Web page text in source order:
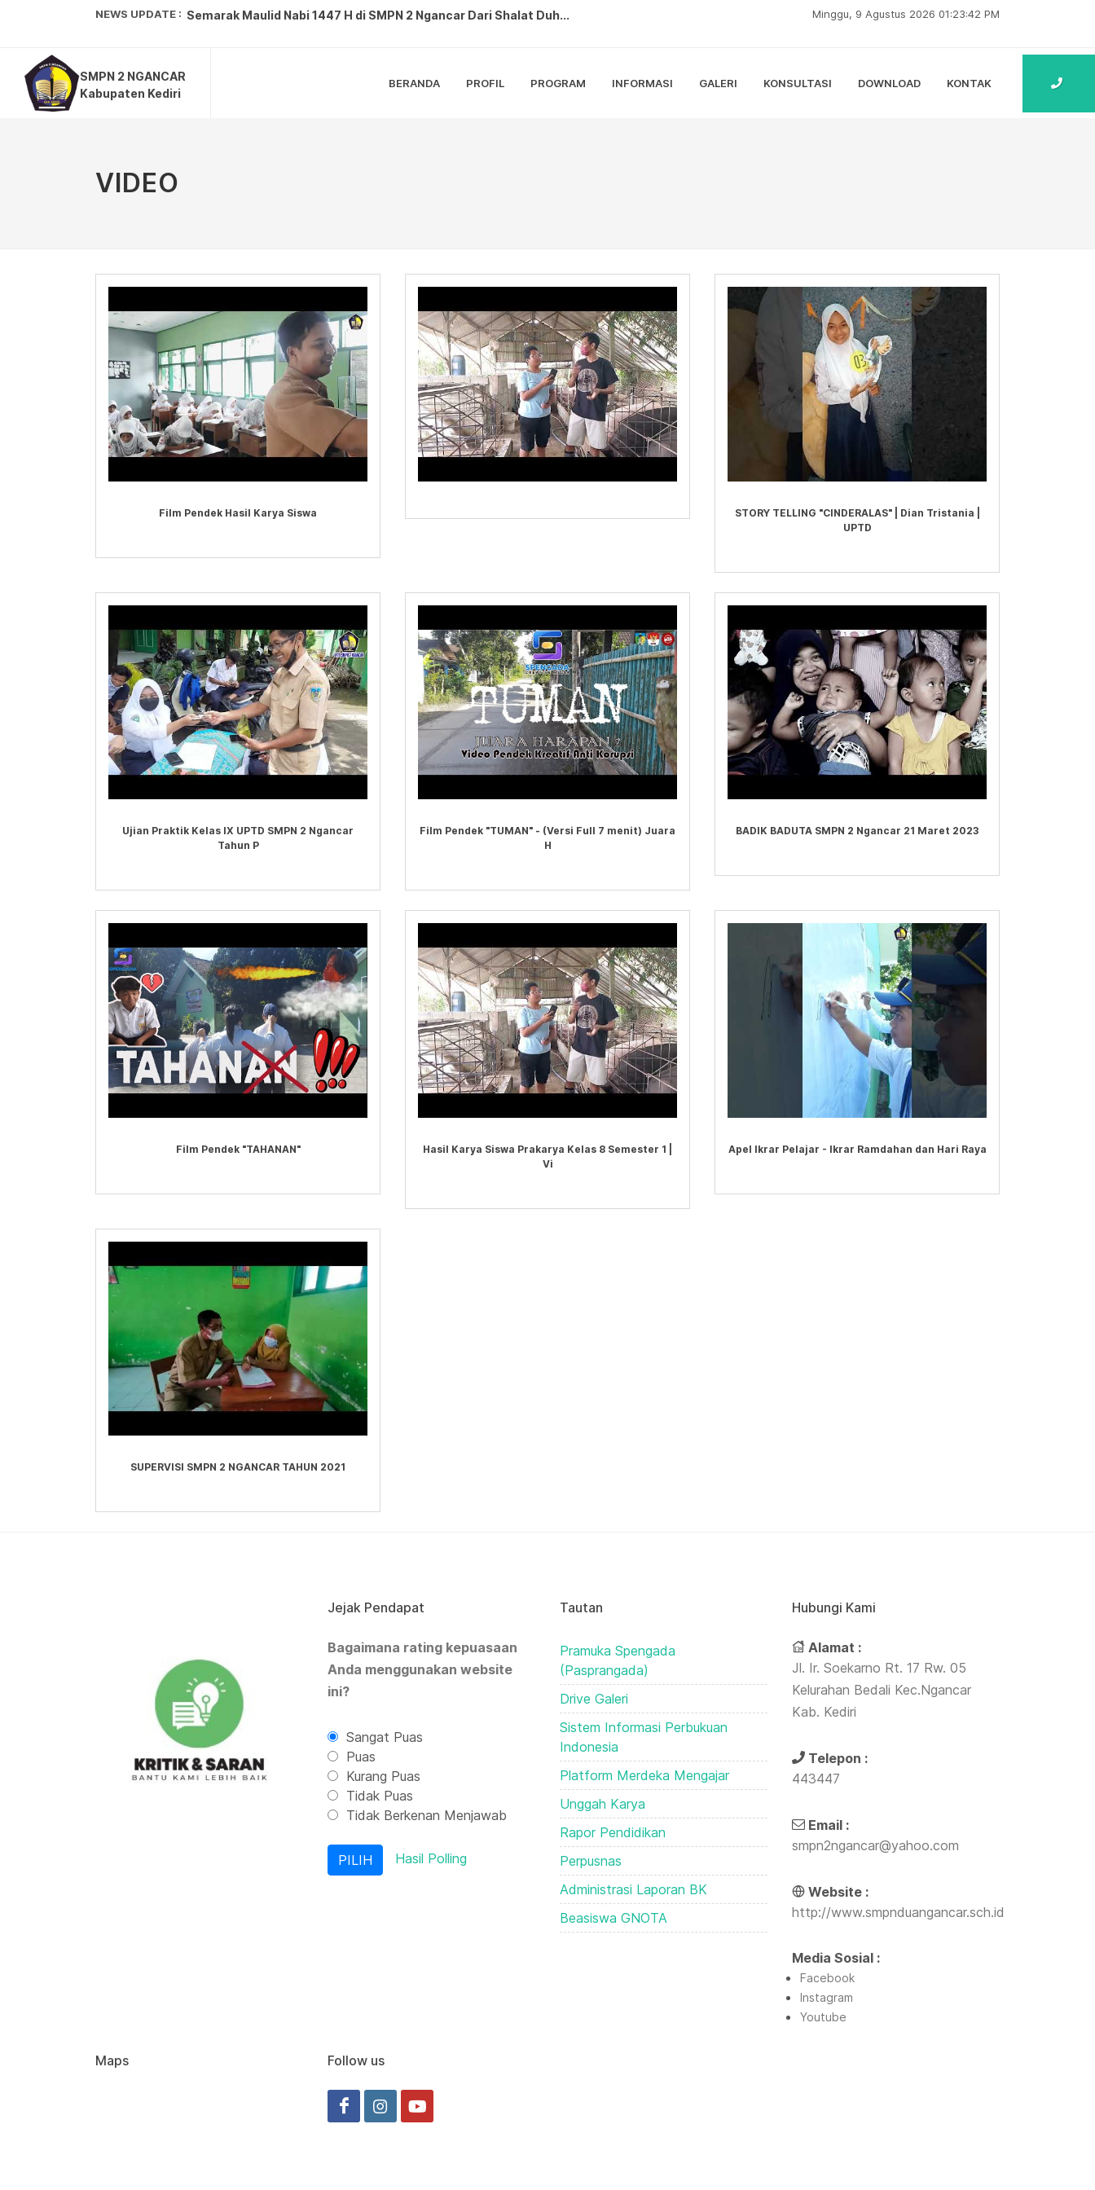
NEWS UPDATE : Semarak Maulid Nabi 1447 H di SMPN 2 Ngancar Dari Shalat Duh...
Kepala Dinas Pendidikan Melakukan Monev ANBK di SMPN 2 Nganc...
Peringatan Isra Mikraj di SMPN 2 Ngancar Berlangsung Meriah ...
Minggu, 9 Agustus 2026 01:23:43 PM
SMPN 2 NGANCAR
Kabupaten Kediri
BERANDA PROFIL PROGRAM INFORMASI GALERI KONSULTASI DOWNLOAD KONTAK
VIDEO
Film Pendek Hasil Karya Siswa
STORY TELLING "CINDERALAS" | Dian Tristania |
UPTD
Ujian Praktik Kelas IX UPTD SMPN 2 Ngancar
Tahun P
Film Pendek "TUMAN" - (Versi Full 7 menit) Juara
H
BADIK BADUTA SMPN 2 Ngancar 21 Maret 2023
Film Pendek "TAHANAN"
Hasil Karya Siswa Prakarya Kelas 8 Semester 1 |
Vi
Apel Ikrar Pelajar - Ikrar Ramdahan dan Hari Raya
SUPERVISI SMPN 2 NGANCAR TAHUN 2021
Jejak Pendapat
Bagaimana rating kepuasaan
Anda menggunakan website
ini?
Sangat Puas
Puas
Kurang Puas
Tidak Puas
Tidak Berkenan Menjawab
Hasil Polling
Tautan
Pramuka Spengada
(Pasprangada)
Drive Galeri
Sistem Informasi Perbukuan
Indonesia
Platform Merdeka Mengajar
Unggah Karya
Rapor Pendidikan
Perpusnas
Administrasi Laporan BK
Beasiswa GNOTA
Hubungi Kami
Alamat :
Jl. Ir. Soekarno Rt. 17 Rw. 05
Kelurahan Bedali Kec.Ngancar
Kab. Kediri
Telepon :
443447
Email :
smpn2ngancar@yahoo.com
Website :
http://www.smpnduangancar.sch.id
Media Sosial :
Facebook
Instagram
Youtube
Maps Follow us